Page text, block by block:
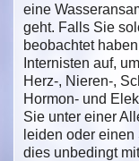
eine
geht. Falls Sie
beobachtet
Internisten auf,
Herz-, Nieren-,
Hormon- und
Sie unter einer
leiden oder
dies unbedingt